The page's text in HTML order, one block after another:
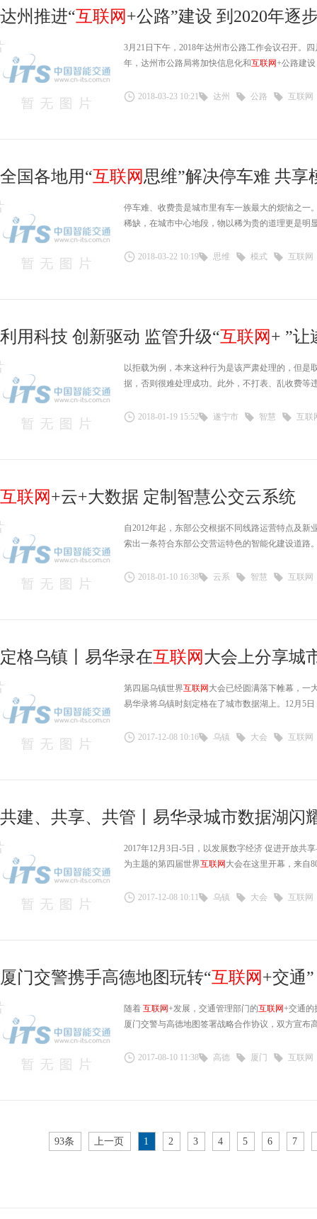
达州推进“互联网+公路”建设 到2020年逐
3月21日下午，2018年达州市公路工作会议召开。
年，达州市公路局将加快信息化和互联网+公路建
2018-03-23 10:21 达州 公路 互联网
全国各地用“互联网思维”解决停车难 共享
停车难、收费贵是城市里有车一族最大的烦恼之一
稀缺，在城市中心地段，物以稀为贵的道理更是明
2018-03-22 10:19 思维 模式 互联网
利用科技 创新驱动 监管升级“互联网+ ”让
以拒载为例，本来这种行为是该严肃处理的，但是
据，否则很难处理成功。此外，不打表、乱收费等
2018-01-19 15:52 遂宁市 智慧 互联
互联网+云+大数据 定制智慧公交云系统
自2012年起，东部公交根据不同线路运营特点及新
索出一条符合东部公交营运特色的智能化建设道路
2018-01-10 16:38 云系 智慧 互联网
定格乌镇丨易华录在互联网大会上分享城
第四届乌镇世界互联网 大会已经圆满落下帷幕，一
易华录将乌镇时刻定格在了城市数据湖上。12月5
2017-12-08 10:16 乌镇 大会 互联网
共建、共享、共管丨易华录城市数据湖闪
2017年12月3日-5日，以发展数字经济 促进开放
为主题的第四届世界互联网 大会在这里开幕，来自
2017-12-08 10:11 乌镇 大会 互联网
厦门交警携手高德地图玩转“互联网+交通”
随着 互联网+发展，交通管理部门的互联网+交通的
厦门交警与高德地图签署战略合作协议，双方宣布
2017-08-10 11:38 高德 厦门 互联网
93条 上一页 1 2 3 4 5 6 7